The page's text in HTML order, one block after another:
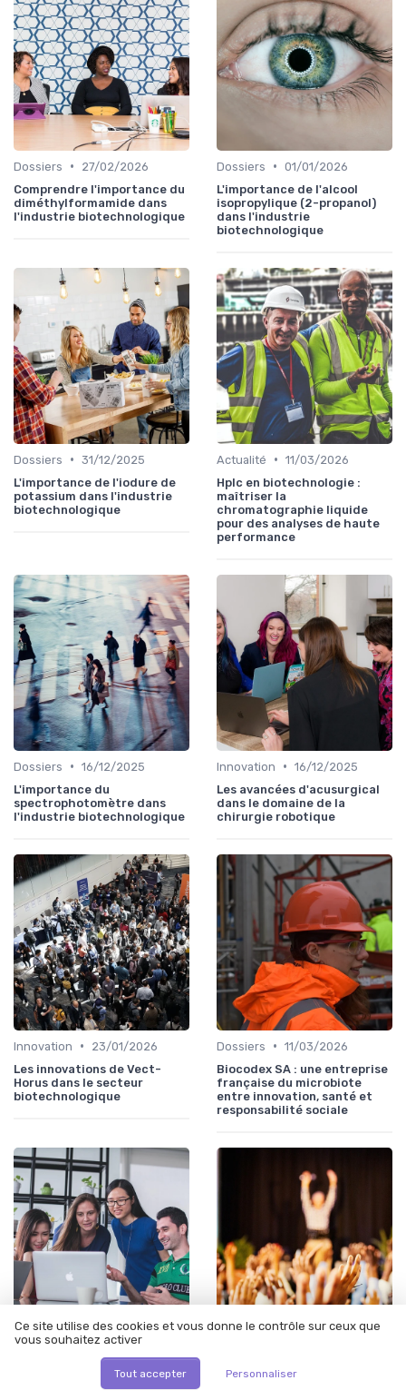
Dossiers •
27/02/2026
Comprendre l'importance du
diméthylformamide dans
l'industrie biotechnologique
Dossiers • 01/01/2026
L'importance de l'alcool
isopropylique (2-propanol)
dans l'industrie
biotechnologique
Dossiers • 31/12/2025
L'importance de l'iodure de
potassium dans l'industrie
biotechnologique
Actualité • 11/03/2026
Hplc en biotechnologie :
maîtriser la
chromatographie liquide
pour des analyses de haute
performance
Dossiers • 16/12/2025
L'importance du
spectrophotomètre dans
l'industrie biotechnologique
Innovation • 16/12/2025
Les avancées d'acusurgical
dans le domaine de la
chirurgie robotique
Innovation •
23/01/2026
Les innovations de Vect-
Horus dans le secteur
biotechnologique
Dossiers • 11/03/2026
Biocodex SA : une entreprise
française du microbiote
entre innovation, santé et
responsabilité sociale
Innovation • 29/12/2025
Les plantes du futur : une
au Haillan : un maillon
Ce site utilise des cookies et vous donne le contrôle sur ceux que
vous souhaitez activer
Tout accepter Personnaliser